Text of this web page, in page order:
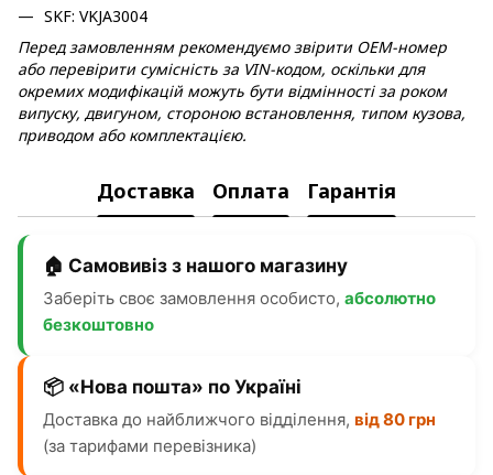
SKF: VKJA3004
Перед замовленням рекомендуємо звірити OEM-номер
або перевірити сумісність за VIN-кодом, оскільки для
окремих модифікацій можуть бути відмінності за роком
випуску, двигуном, стороною встановлення, типом кузова,
приводом або комплектацією.
Доставка Оплата Гарантія
🏠 Самовивіз з нашого магазину
Заберіть своє замовлення особисто, абсолютно
безкоштовно
📦 «Нова пошта» по Україні
Доставка до найближчого відділення, від 80 грн
(за тарифами перевізника)